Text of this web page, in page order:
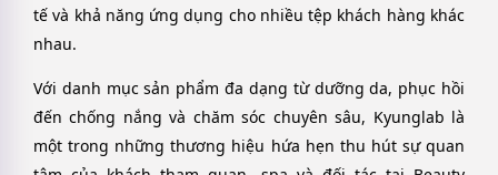
tế và khả năng ứng dụng cho nhiều tệp khách hàng khác
nhau.
Với danh mục sản phẩm đa dạng từ dưỡng da, phục hồi
đến chống nắng và chăm sóc chuyên sâu, Kyunglab là
một trong những thương hiệu hứa hẹn thu hút sự quan